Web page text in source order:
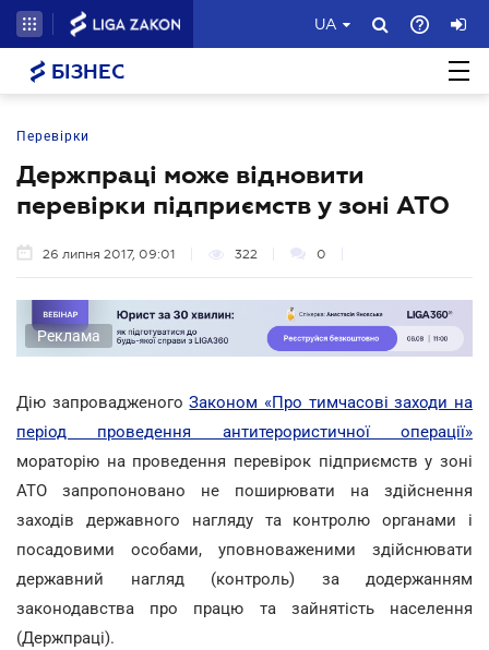
UA
БІЗНЕС
Перевірки
Держпраці може відновити
перевірки підприємств у зоні АТО
26 липня 2017, 09:01 322 0
Реклама
Дію запровадженогоЗаконом «Про тимчасові заходи на
період проведення антитерористичної операції»
мораторію на проведення перевірок підприємств у зоні
АТО запропоновано не поширювати на здійснення
заходів державного нагляду та контролю органами і
посадовими особами, уповноваженими здійснювати
державний нагляд (контроль) за додержанням
законодавства про працю та зайнятість населення
(Держпраці).